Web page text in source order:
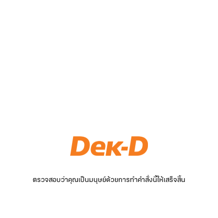
ตรวจสอบว่าคุณเป็นมนุษย์ด้วยการทำคำสั่งนี้ให้เสร็จสิ้น